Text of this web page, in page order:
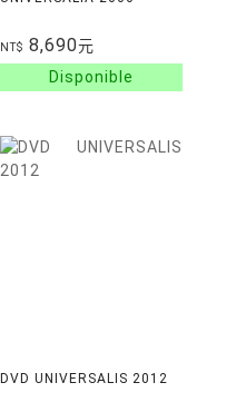
NT$ 8,690元
DVD UNIVERSALIS 2012